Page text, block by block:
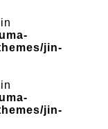
jin-
jin-